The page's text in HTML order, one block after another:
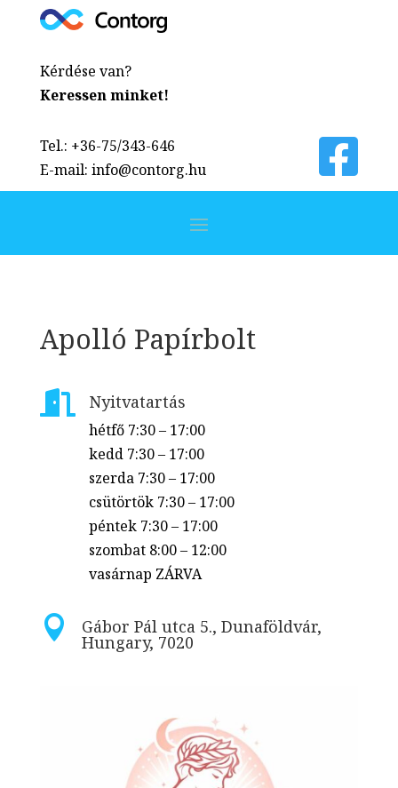
Kérdése van?
Keressen minket!
Tel.: +36-75/343-646
E-mail: info@contorg.hu
Apolló Papírbolt
 Nyitvatartás
hétfő 7:30 – 17:00
kedd 7:30 – 17:00
szerda 7:30 – 17:00
csütörtök 7:30 – 17:00
péntek 7:30 – 17:00
szombat 8:00 – 12:00
vasárnap ZÁRVA
 Gábor Pál utca 5., Dunaföldvár,
Hungary, 7020